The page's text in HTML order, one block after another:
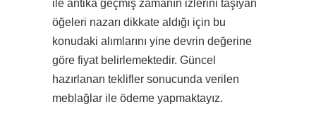
ile antika geçmiş zamanın izlerini taşıyan
öğeleri nazarı dikkate aldığı için bu
konudaki alımlarını yine devrin değerine
göre fiyat belirlemektedir. Güncel
hazırlanan teklifler sonucunda verilen
meblağlar ile ödeme yapmaktayız.